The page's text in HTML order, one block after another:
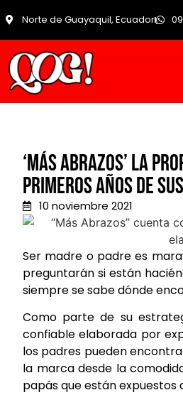
Norte de Guayaquil, Ecuador
‘Más Abrazos’ la
primeros años de
10 noviembre 2021
Ser madre o padre es
preguntarán si están
siempre se sabe dónde
Como parte de su
confiable elaborada por
los padres pueden
la marca desde la
papás que están expuestos